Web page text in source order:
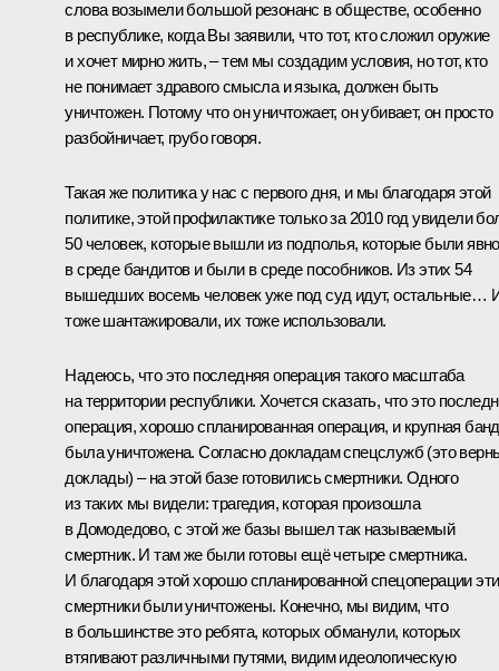
слова возымели большой резонанс в обществе, особенно
в республике, когда Вы заявили, что тот, кто сложил оружие
и хочет мирно жить, – тем мы создадим условия, но тот, кто
не понимает здравого смысла и языка, должен быть
уничтожен. Потому что он уничтожает, он убивает, он просто
разбойничает, грубо говоря.
Такая же политика у нас с первого дня, и мы благодаря этой
политике, этой профилактике только за 2010 год увидели
50 человек, которые вышли из подполья, которые были явно
в среде бандитов и были в среде пособников. Из этих 54
вышедших восемь человек уже под суд идут, остальные…
тоже шантажировали, их тоже использовали.
Надеюсь, что это последняя операция такого масштаба
на территории республики. Хочется сказать, что это
операция, хорошо спланированная операция, и крупная
была уничтожена. Согласно докладам спецслужб (это
доклады) – на этой базе готовились смертники. Одного
из таких мы видели: трагедия, которая произошла
в Домодедово, с этой же базы вышел так называемый
смертник. И там же были готовы ещё четыре смертника.
И благодаря этой хорошо спланированной спецоперации эти
смертники были уничтожены. Конечно, мы видим, что
в большинстве это ребята, которых обманули, которых
втягивают различными путями, видим идеологическую